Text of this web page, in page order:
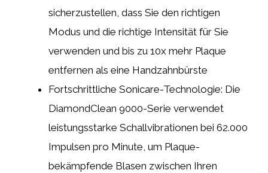
sicherzustellen, dass Sie den richtigen
Modus und die richtige Intensität für Sie
verwenden und bis zu 10x mehr Plaque
entfernen als eine Handzahnbürste
Fortschrittliche Sonicare-Technologie: Die
DiamondClean 9000-Serie verwendet
leistungsstarke Schallvibrationen bei 62.000
Impulsen pro Minute, um Plaque-
bekämpfende Blasen zwischen Ihren